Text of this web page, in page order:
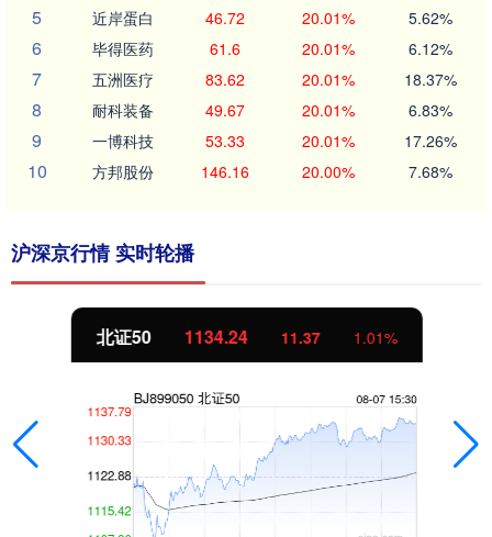
5 近岸蛋白 46.72 20.01% 5.62%
6 毕得医药 61.6 20.01% 6.12%
7 五洲医疗 83.62 20.01% 18.37%
8 耐科装备 49.67 20.01% 6.83%
9 一博科技 53.33 20.01% 17.26%
10 方邦股份 146.16 20.00% 7.68%
沪深京行情 实时轮播
北证50 1134.24 11.37 1.01%